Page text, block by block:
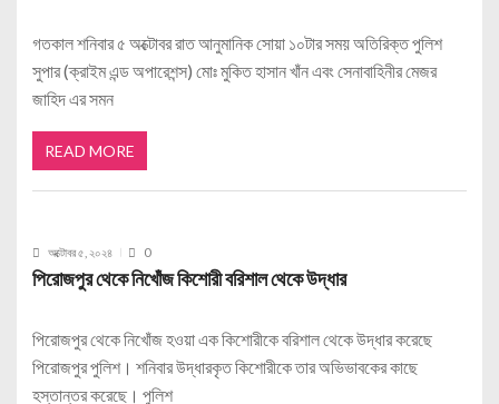
গতকাল শনিবার ৫ অক্টোবর রাত আনুমানিক সোয়া ১০টার সময় অতিরিক্ত পুলিশ
সুপার (ক্রাইম এন্ড অপারেশন্স) মোঃ মুকিত হাসান খাঁন এবং সেনাবাহিনীর মেজর
জাহিদ এর সমন
READ MORE
অক্টোবর ৫, ২০২৪ 0
পিরোজপুর থেকে নিখোঁজ কিশোরী বরিশাল থেকে উদ্ধার
পিরোজপুর থেকে নিখোঁজ হওয়া এক কিশোরীকে বরিশাল থেকে উদ্ধার করেছে
পিরোজপুর পুলিশ। শনিবার উদ্ধারকৃত কিশোরীকে তার অভিভাবকের কাছে
হস্তান্তর করেছে। পুলিশ